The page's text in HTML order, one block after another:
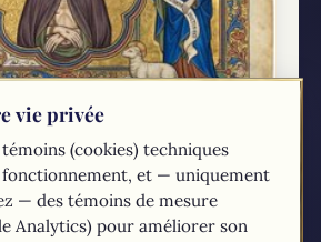
Serviteur souffrant, portrait
Croix avant la Croix
que Jésus ne gravisse le
d'Israël décrit un homme
pour les fautes d'autrui,
vie privée
(cookies) techniques
fonctionnement, et — uniquement
— des témoins de mesure
Analytics) pour améliorer son